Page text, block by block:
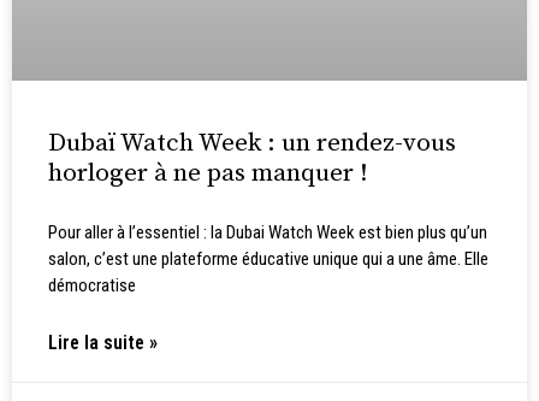
Dubaï Watch Week : un rendez-vous
horloger à ne pas manquer !
Pour aller à l’essentiel : la Dubai Watch Week est bien plus qu’un
salon, c’est une plateforme éducative unique qui a une âme. Elle
démocratise
Lire la suite »